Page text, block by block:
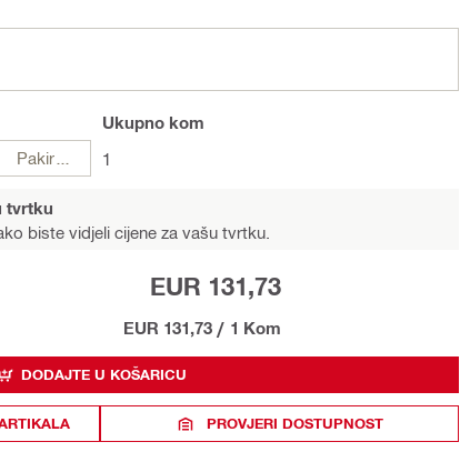
Pakiranje
Ukupno kom
1
tvrtku
biste vidjeli cijene za vašu tvrtku.
EUR 131,73
EUR 131,73 / 1 Kom
DODAJTE U KOŠARICU
PROVJERI DOSTUPNOST